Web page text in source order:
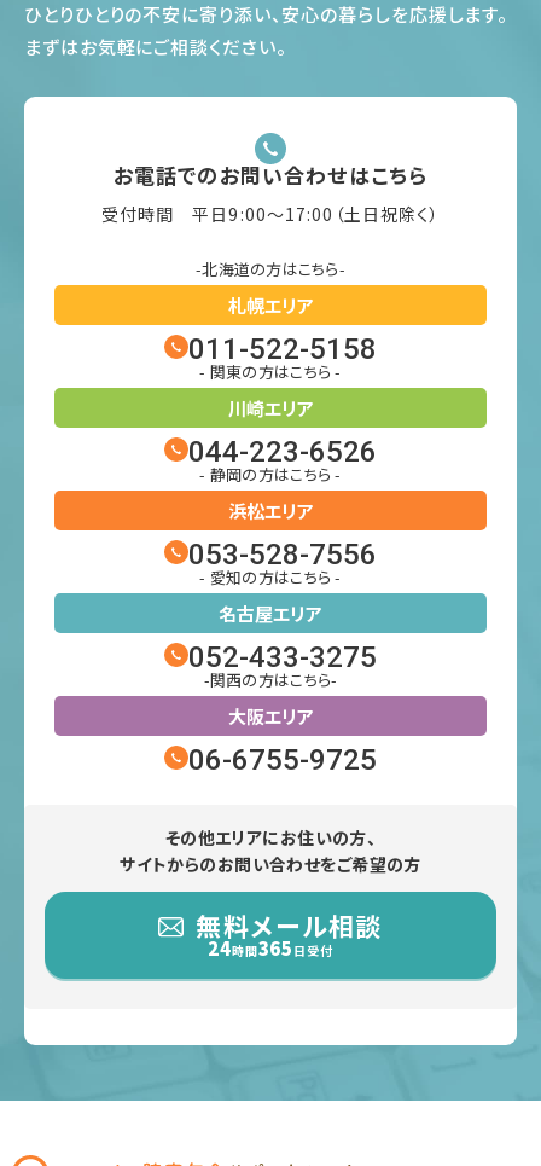
ひとりひとりの不安に寄り添い、安心の暮らしを応援します。
まずはお気軽にご相談ください。
お電話でのお問い合わせはこちら
受付時間 平日9:00〜17:00（土日祝除く）
-北海道の方はこちら-
札幌エリア
011-522-5158
- 関東の方はこちら -
川崎エリア
044-223-6526
- 静岡の方はこちら -
浜松エリア
053-528-7556
- 愛知の方はこちら -
名古屋エリア
052-433-3275
-関西の方はこちら-
大阪エリア
06-6755-9725
その他エリアにお住いの方、
サイトからのお問い合わせをご希望の方
無料メール相談
24時間365 日受付